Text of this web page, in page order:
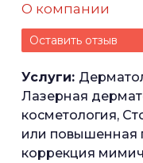
О компании
Оставить отзыв
Услуги:
Лазерная
косметология,
или повышенная
коррекция